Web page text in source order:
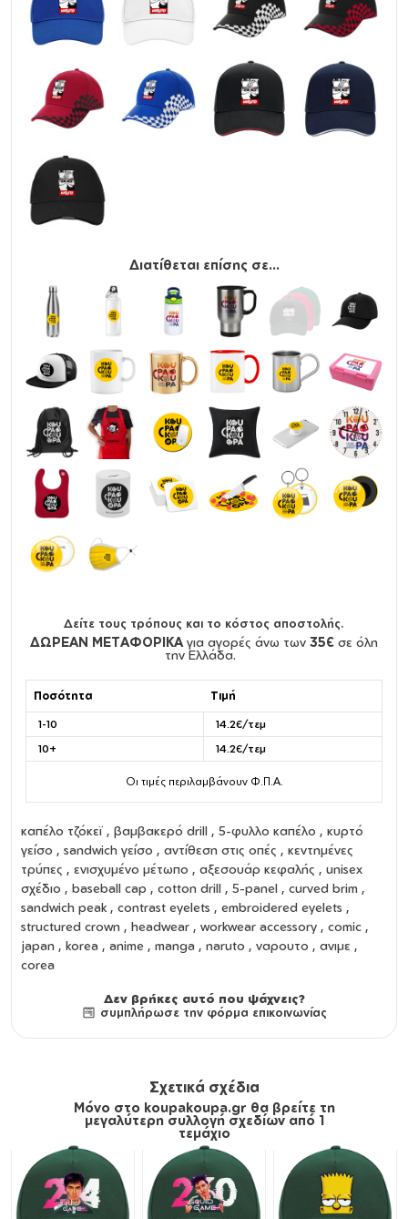
Διατίθεται επίσης σε...
Δείτε τους τρόπους και το κόστος αποστολής.
ΔΩΡΕΑΝ ΜΕΤΑΦΟΡΙΚΑ για αγορές άνω των 35€ σε όλη
την Ελλάδα.
Ποσότητα Τιμή
1-10
14.2€/τεμ
10+
14.2€/τεμ
Οι τιμές περιλαμβάνουν Φ.Π.Α.
καπέλο τζόκεϊ , βαμβακερό drill , 5-φυλλο καπέλο , κυρτό
γείσο , sandwich γείσο , αντίθεση στις οπές , κεντημένες
τρύπες , ενισχυμένο μέτωπο , αξεσουάρ κεφαλής , unisex
σχέδιο , baseball cap , cotton drill , 5-panel , curved brim ,
sandwich peak , contrast eyelets , embroidered eyelets ,
structured crown , headwear , workwear accessory , comic ,
japan , korea , anime , manga , naruto , ναρουτο , ανιμε ,
corea
Δεν βρήκες αυτό που ψάχνεις?
συμπλήρωσε την φόρμα επικοινωνίας
Σχετικά σχέδια
Μόνο στο koupakoupa.gr θα βρείτε τη
μεγαλύτερη συλλογή σχεδίων από 1
τεμάχιο